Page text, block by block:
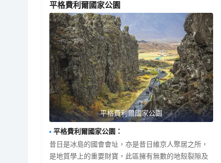
平格費利爾國家公園
平格費利爾國家公園
平格費利爾國家公園 ：
昔日是冰島的國會會址，亦是昔日維京人聚居之所，
是地質學上的重要財寶，此區擁有無數的地殼裂隙及